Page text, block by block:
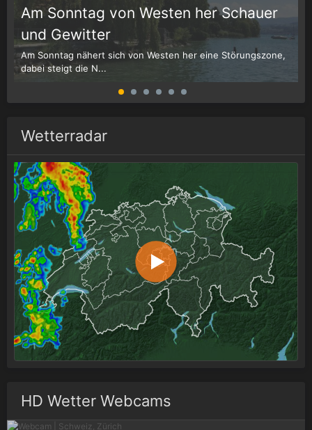
Am Sonntag von Westen her Schauer
und Gewitter
Am Sonntag nähert sich von Westen her eine Störungszone,
dabei steigt die N...
Wetterradar
HD Wetter Webcams